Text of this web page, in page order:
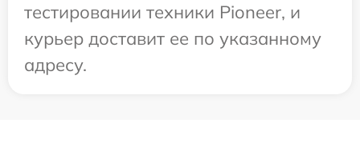
тестировании техники Pioneer, и
курьер доставит ее по указанному
адресу.